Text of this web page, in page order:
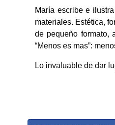
María escribe e
materiales. Estética,
de pequeño formato,
“Menos es mas”:
Lo invaluable de dar